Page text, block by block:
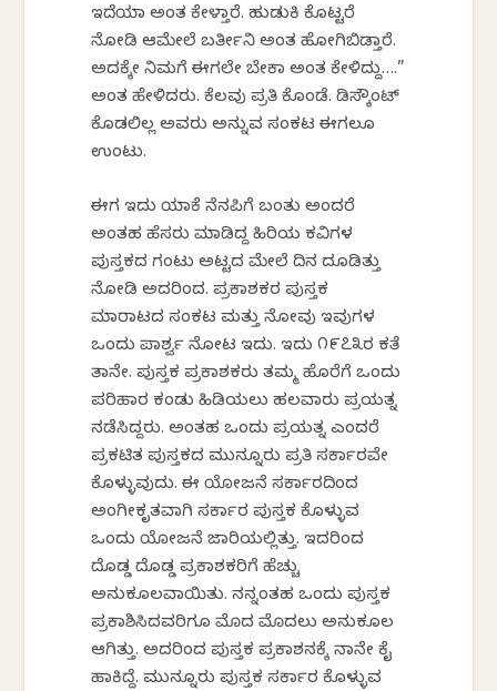
ಇದೆಯಾ ಅಂತ ಕೇಳ್ತಾರೆ. ಹುಡುಕಿ ಕೊಟ್ಟರೆ
ನೋಡಿ ಆಮೇಲೆ ಬರ್ತೀನಿ ಅಂತ ಹೋಗಿಬಿಡ್ತಾರೆ.
ಅದಕ್ಕೇ ನಿಮಗೆ ಈಗಲೇ ಬೇಕಾ ಅಂತ ಕೇಳಿದ್ದು….”
ಅಂತ ಹೇಳಿದರು. ಕೆಲವು ಪ್ರತಿ ಕೊಂಡೆ. ಡಿಸ್ಕೌಂಟ್
ಕೊಡಲಿಲ್ಲ ಅವರು ಅನ್ನುವ ಸಂಕಟ ಈಗಲೂ
ಉಂಟು.
ಈಗ ಇದು ಯಾಕೆ ನೆನಪಿಗೆ ಬಂತು ಅಂದರೆ
ಅಂತಹ ಹೆಸರು ಮಾಡಿದ್ದ ಹಿರಿಯ ಕವಿಗಳ
ಪುಸ್ತಕದ ಗಂಟು ಅಟ್ಟದ ಮೇಲೆ ದಿನ ದೂಡಿತ್ತು
ನೋಡಿ ಅದರಿಂದ. ಪ್ರಕಾಶಕರ ಪುಸ್ತಕ
ಮಾರಾಟದ ಸಂಕಟ ಮತ್ತು ನೋವು ಇವುಗಳ
ಒಂದು ಪಾರ್ಶ್ವ ನೋಟ ಇದು. ಇದು ೧೯೭೩ರ ಕತೆ
ತಾನೇ. ಪುಸ್ತಕ ಪ್ರಕಾಶಕರು ತಮ್ಮ ಹೊರೆಗೆ ಒಂದು
ಪರಿಹಾರ ಕಂಡು ಹಿಡಿಯಲು ಹಲವಾರು ಪ್ರಯತ್ನ
ನಡೆಸಿದ್ದರು. ಅಂತಹ ಒಂದು ಪ್ರಯತ್ನ ಎಂದರೆ
ಪ್ರಕಟಿತ ಪುಸ್ತಕದ ಮುನ್ನೂರು ಪ್ರತಿ ಸರ್ಕಾರವೇ
ಕೊಳ್ಳುವುದು. ಈ ಯೋಜನೆ ಸರ್ಕಾರದಿಂದ
ಅಂಗೀಕೃತವಾಗಿ ಸರ್ಕಾರ ಪುಸ್ತಕ ಕೊಳ್ಳುವ
ಒಂದು ಯೋಜನೆ ಜಾರಿಯಲ್ಲಿತ್ತು. ಇದರಿಂದ
ದೊಡ್ಡ ದೊಡ್ಡ ಪ್ರಕಾಶಕರಿಗೆ ಹೆಚ್ಚು
ಅನುಕೂಲವಾಯಿತು. ನನ್ನಂತಹ ಒಂದು ಪುಸ್ತಕ
ಪ್ರಕಾಶಿಸಿದವರಿಗೂ ಮೊದ ಮೊದಲು ಅನುಕೂಲ
ಆಗಿತ್ತು. ಅದರಿಂದ ಪುಸ್ತಕ ಪ್ರಕಾಶನಕ್ಕೆ ನಾನೇ ಕೈ
ಹಾಕಿದ್ದೆ. ಮುನ್ನೂರು ಪುಸ್ತಕ ಸರ್ಕಾರ ಕೊಳ್ಳುವ